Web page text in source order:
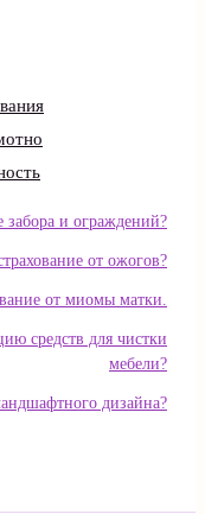
забора и ограждений?
от ожогов?
от миомы матки.
средств для чистки
мебели?
дизайна?